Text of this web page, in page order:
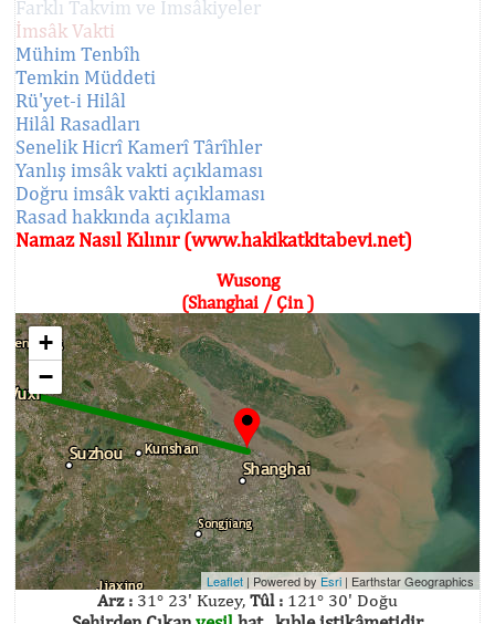
Farklı Takvim ve İmsâkiyeler
İmsâk Vakti
Mühim Tenbîh
Temkin Müddeti
Rü'yet-i Hilâl
Hilâl Rasadları
Senelik Hicrî Kamerî Târîhler
Yanlış imsâk vakti açıklaması
Doğru imsâk vakti açıklaması
Rasad hakkında açıklama
Namaz Nasıl Kılınır (www.hakikatkitabevi.net)
Wusong
(Shanghai / Çin )
+
−
Leaflet | Powered byEsri | Earthstar Geographics
Arz : 31° 23' Kuzey, Tûl : 121° 30' Doğu